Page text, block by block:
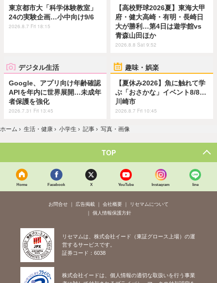
東京都市大「科学体験教室」
24の実験企画…小中向け9/6
2026.8.7 Fri 18:15
【高校野球2026夏】東海大甲
府・健大高崎・有明・長崎日
大が勝利…第4日は遊学館vs
青森山田ほか
2026.8.8 Sat 9:52
デジタル生活
Google、アプリ向け年齢確認
APIを年内に世界展開…未成年
者保護を強化
2026.7.31 Fri 13:45
趣味・娯楽
【夏休み2026】魚に触れて学
ぶ「おさかな」イベント8/8…
川崎市
2026.8.7 Fri 10:45
ホーム › 生活・健康 › 小学生 › 記事 › 写真・画像
TOP
Home Facebook X YouTube Instagram line
お問合せ 広告掲載 会社概要
リセマムについて
個人情報保護方針
リセマムは、株式会社イード（東証グロース上場）の運
営するサービスです。
証券コード：6038
株式会社イードは、個人情報の適切な取扱いを行う事業